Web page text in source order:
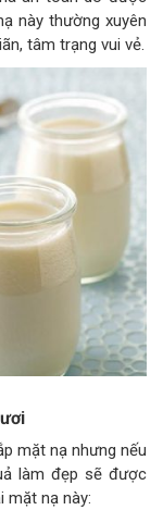
này thường xuyên
tâm trạng vui vẻ.
mặt nạ nhưng nếu
làm đẹp sẽ được
mặt nạ này: